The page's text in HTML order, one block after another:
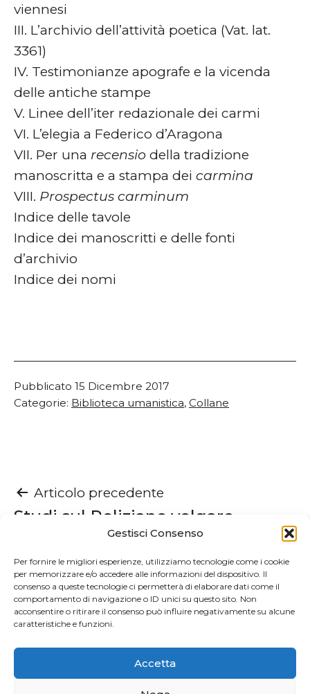
Gestisci Consenso
Per fornire le migliori esperienze, utilizziamo tecnologie come i cookie
per memorizzare e/o accedere alle informazioni del dispositivo. Il
consenso a queste tecnologie ci permetterà di elaborare dati come il
comportamento di navigazione o ID unici su questo sito. Non
acconsentire o ritirare il consenso può influire negativamente su alcune
caratteristiche e funzioni.
Accetta
viennesi
III. L’archivio dell’attività poetica (Vat. lat.
3361)
IV. Testimonianze apografe e la vicenda
delle antiche stampe
V. Linee dell’iter redazionale dei carmi
VI. L’elegia a Federico d’Aragona
VII. Per una recensio della tradizione
manoscritta e a stampa dei carmina
VIII. Prospectus carminum
Indice delle tavole
Indice dei manoscritti e delle fonti
d’archivio
Indice dei nomi
Pubblicato 15 Dicembre 2017
Categorie: Biblioteca umanistica, Collane
Navigazione
Articolo precedente
Studi sul Poliziano volgare
Articolo successivo
Pascoli e le vie della tradizione